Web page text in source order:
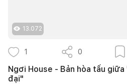
13.072
1 0
Ngơi House - Bản hòa tấu
đại"